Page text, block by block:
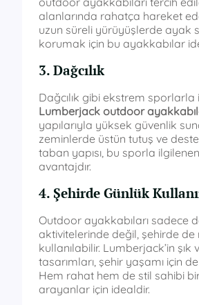
alanlarında rahatça hareket
uzun süreli yürüyüşlerde ayak
korumak için bu ayakkabılar
3. Dağcılık
Dağcılık gibi ekstrem sporlarla
Lumberjack outdoor
yapılarıyla yüksek güvenlik
zeminlerde üstün tutuş ve
taban yapısı, bu sporla
avantajdır.
4. Şehirde Günlük
Outdoor ayakkabıları sadece
aktivitelerinde değil, şehirde de
kullanılabilir. Lumberjack’in şık
tasarımları, şehir yaşamı için
Hem rahat hem de stil sahibi
arayanlar için idealdir.